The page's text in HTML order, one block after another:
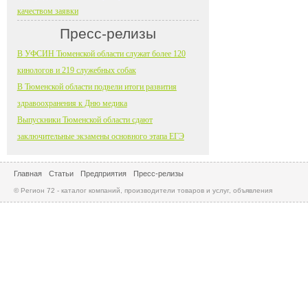
качеством заявки
Пресс-релизы
В УФСИН Тюменской области служат более 120
кинологов и 219 служебных собак
В Тюменской области подвели итоги развития
здравоохранения к Дню медика
Выпускники Тюменской области сдают
заключительные экзамены основного этапа ЕГЭ
Главная Статьи Предприятия Пресс-релизы
© Регион 72 - каталог компаний, производители товаров и услуг, объявления